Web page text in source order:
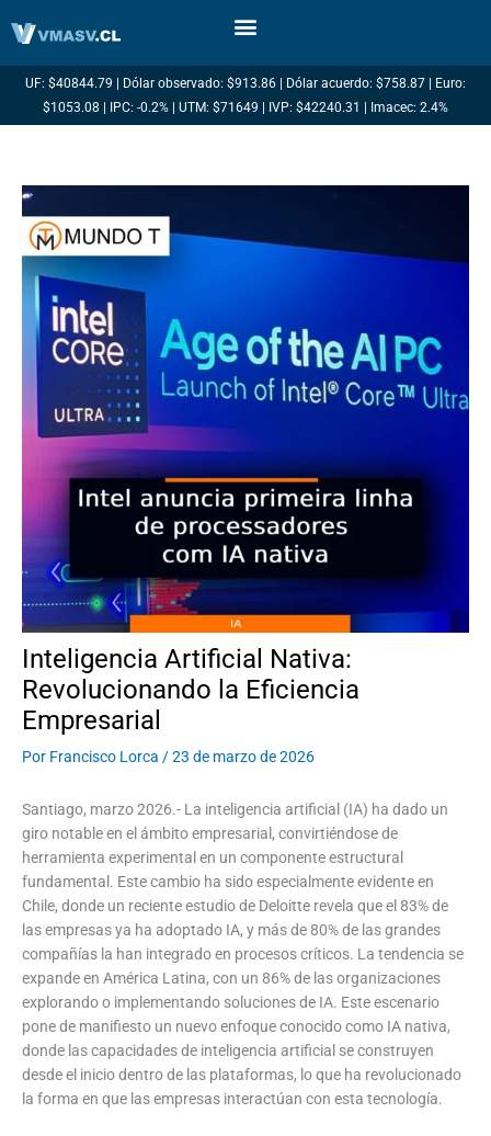
UF: $40844.79 | Dólar observado: $913.86 | Dólar acuerdo: $758.87 | Euro:
$1053.08 | IPC: -0.2% | UTM: $71649 | IVP: $42240.31 | Imacec: 2.4%
Inteligencia Artificial Nativa:
Revolucionando la Eficiencia
Empresarial
Por Francisco Lorca /23 de marzo de 2026
Santiago, marzo 2026.- La inteligencia artificial (IA) ha dado un
giro notable en el ámbito empresarial, convirtiéndose de
herramienta experimental en un componente estructural
fundamental. Este cambio ha sido especialmente evidente en
Chile, donde un reciente estudio de Deloitte revela que el 83% de
las empresas ya ha adoptado IA, y más de 80% de las grandes
compañías la han integrado en procesos críticos. La tendencia se
expande en América Latina, con un 86% de las organizaciones
explorando o implementando soluciones de IA. Este escenario
pone de manifiesto un nuevo enfoque conocido como IA nativa,
donde las capacidades de inteligencia artificial se construyen
desde el inicio dentro de las plataformas, lo que ha revolucionado
la forma en que las empresas interactúan con esta tecnología.